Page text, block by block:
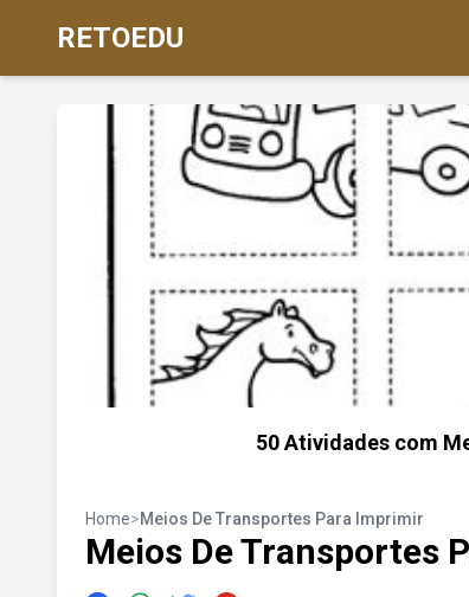
RETOEDU
50 Atividades com
Home>Meios De Transportes Para Imprimir
Meios De Transportes